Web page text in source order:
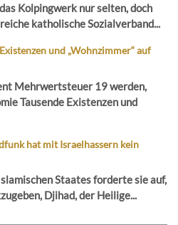
Kolpingwerk nur selten, doch
katholische Sozialverband...
und „Wohnzimmer“ auf
Mehrwertsteuer 19 werden,
Tausende Existenzen und
hat mit Israelhassern kein
Staates forderte sie auf,
Djihad, der Heilige...